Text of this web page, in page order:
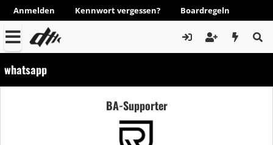
Anmelden Kennwort vergessen? Boardregeln
whatsapp
BA-Supporter